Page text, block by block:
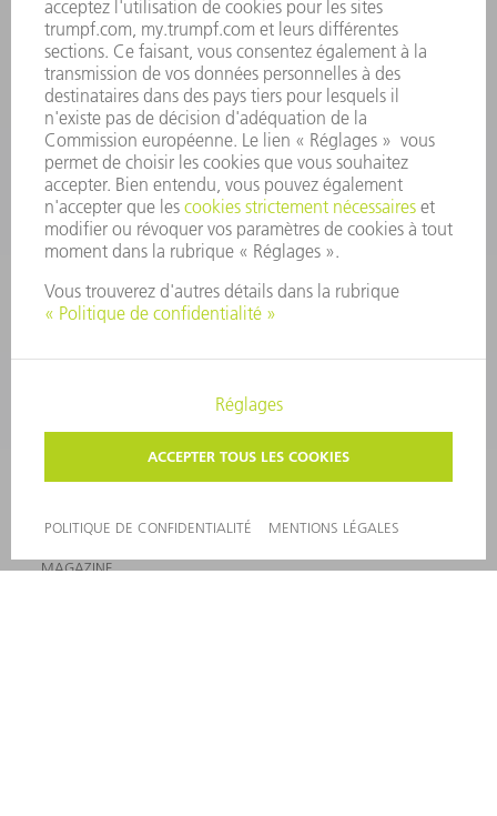
MANIFESTATIONS ET DATES À RETENIR
INSCRIPTION À LA NEWSLETTER
MYTRUMPF
FICHES DE DONNÉES DE SÉCURITÉ
PRODUITS
MACHINES & SYSTÈMES
LASER
ELECTRONIQUE DE PUISSANCE
OUTILS ÉLECTRIQUES
SMART FACTORY
LOGICIEL
SERVICES
SECTEURS D'ACTIVITÉ
ENTREPRISE
CONSEIL D'ADMINISTRATION
RAPPORT ANNUEL
PRINCIPES FONDAMENTAUX DE L'ENTREPRISE
CONFORMITÉ
SÉCURITÉ
MAGAZINE